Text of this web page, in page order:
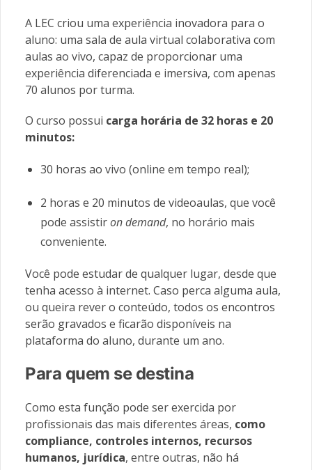
A LEC criou uma experiência inovadora para o
aluno: uma sala de aula virtual colaborativa com
aulas ao vivo, capaz de proporcionar uma
experiência diferenciada e imersiva, com apenas
70 alunos por turma.
O curso possui carga horária de 32 horas e 20
minutos:
30 horas ao vivo (online em tempo real);
2 horas e 20 minutos de videoaulas, que você
pode assistiron demand, no horário mais
conveniente.
Você pode estudar de qualquer lugar, desde que
tenha acesso à internet. Caso perca alguma aula,
ou queira rever o conteúdo, todos os encontros
serão gravados e ficarão disponíveis na
plataforma do aluno, durante um ano.
Para quem se destina
Como esta função pode ser exercida por
profissionais das mais diferentes áreas, como
compliance, controles internos, recursos
humanos, jurídica, entre outras, não há